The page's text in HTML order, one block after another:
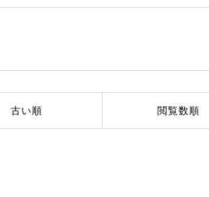
古い順 閲覧数順